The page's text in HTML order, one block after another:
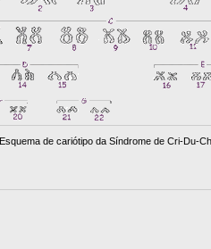
Esquema de cariótipo da Síndrome de Cri-Du-